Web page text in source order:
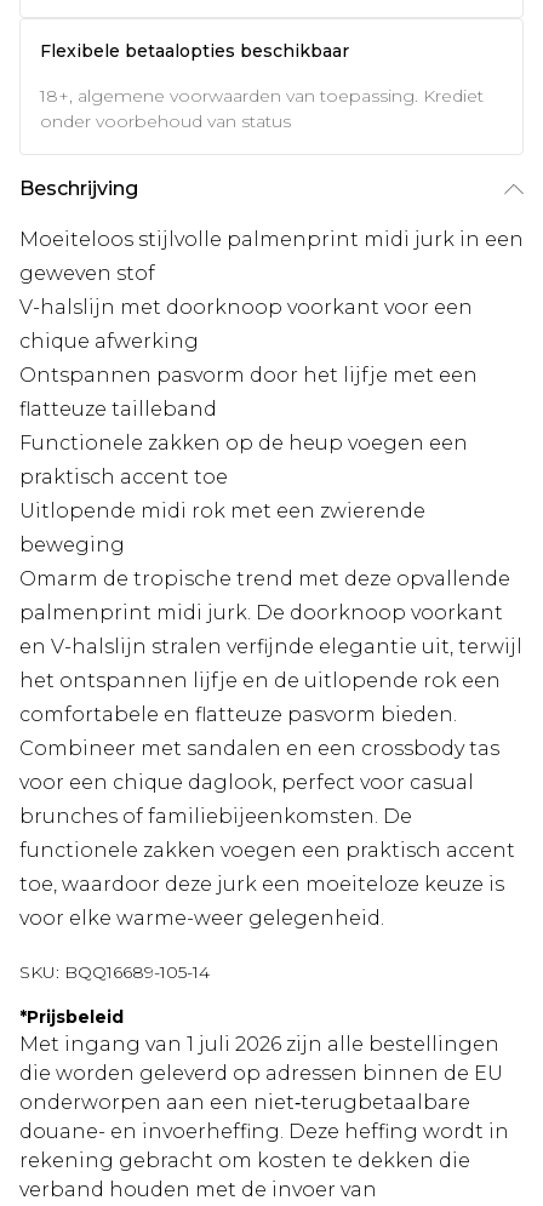
Flexibele betaalopties beschikbaar
18+, algemene voorwaarden van toepassing. Krediet
onder voorbehoud van status
Beschrijving
Moeiteloos stijlvolle palmenprint midi jurk in een
geweven stof
V-halslijn met doorknoop voorkant voor een
chique afwerking
Ontspannen pasvorm door het lijfje met een
flatteuze tailleband
Functionele zakken op de heup voegen een
praktisch accent toe
Uitlopende midi rok met een zwierende
beweging
Omarm de tropische trend met deze opvallende
palmenprint midi jurk. De doorknoop voorkant
en V-halslijn stralen verfijnde elegantie uit, terwijl
het ontspannen lijfje en de uitlopende rok een
comfortabele en flatteuze pasvorm bieden.
Combineer met sandalen en een crossbody tas
voor een chique daglook, perfect voor casual
brunches of familiebijeenkomsten. De
functionele zakken voegen een praktisch accent
toe, waardoor deze jurk een moeiteloze keuze is
voor elke warme-weer gelegenheid.
SKU: BQQ16689-105-14
*Prijsbeleid
Met ingang van 1 juli 2026 zijn alle bestellingen
die worden geleverd op adressen binnen de EU
onderworpen aan een niet‑terugbetaalbare
douane- en invoerheffing. Deze heffing wordt in
rekening gebracht om kosten te dekken die
verband houden met de invoer van